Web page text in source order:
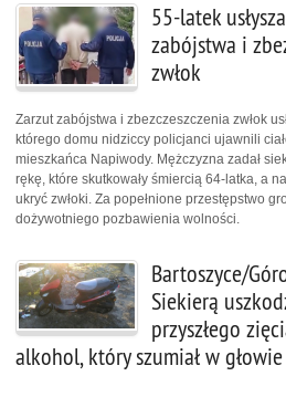
55-latek
zabójstwa i
zwłok
Zarzut zabójstwa i zbezczeszczenia zwłok
którego domu nidziccy policjanci ujawnili
mieszkańca Napiwody. Mężczyzna zadał
rękę, które skutkowały śmiercią 64-latka, a
ukryć zwłoki. Za popełnione przestępstwo
dożywotniego pozbawienia wolności.
Bartoszyce/
Siekierą
przyszłego
alkohol, który szumiał w głowie